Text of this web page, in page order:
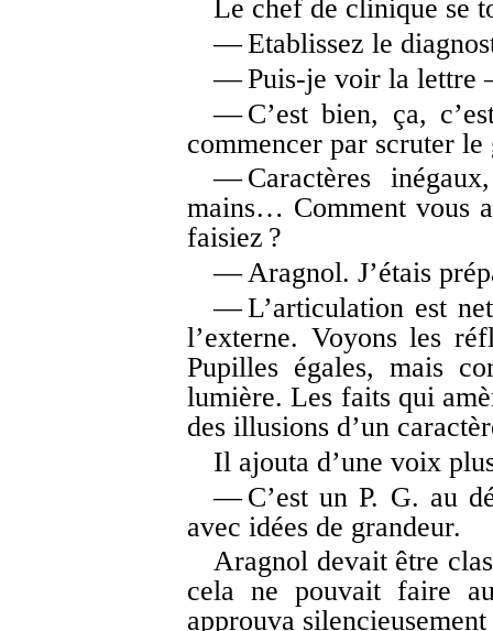
Le chef de clinique se
— Etablissez le
— Puis-je voir la lettre
— C’est bien, ça,
commencer par scruter le
— Caractères
mains… Comment vous
faisiez ?
— Aragnol. J’étais
— L’articulation est
l’externe. Voyons les
Pupilles égales, mais
lumière. Les faits qui
des illusions d’un
Il ajouta d’une voix
— C’est un P. G. au
avec idées de grandeur.
Aragnol devait être
cela ne pouvait faire
approuva